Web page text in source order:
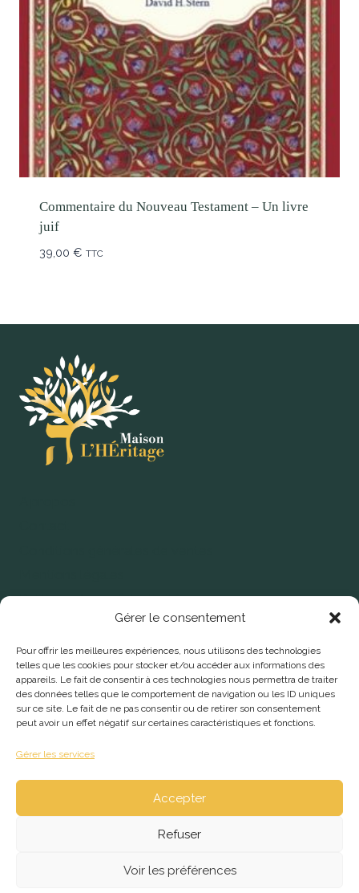
Gérer le consentement
Pour offrir les meilleures expériences, nous utilisons des technologies
telles que les cookies pour stocker et/ou accéder aux informations des
appareils. Le fait de consentir à ces technologies nous permettra de traiter
des données telles que le comportement de navigation ou les ID uniques
sur ce site. Le fait de ne pas consentir ou de retirer son consentement
peut avoir un effet négatif sur certaines caractéristiques et fonctions.
Gérer les services
Accepter
Refuser
Voir les préférences
Commentaire du Nouveau Testament – Un livre
juif
39,00 € TTC
Politique de confidentialité
Bibles
Dictionnaires
Éditions
Livres
© 2026 Maison l'Heritage